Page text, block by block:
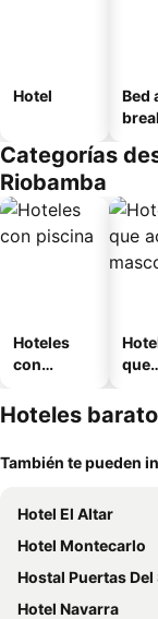
Hotel
Bed
Categorías
Riobamba
Hoteles
con
que
Hoteles
También te pueden
Hotel El Altar
Hotel Montecarlo
Hostal Puertas Del
Hotel Navarra